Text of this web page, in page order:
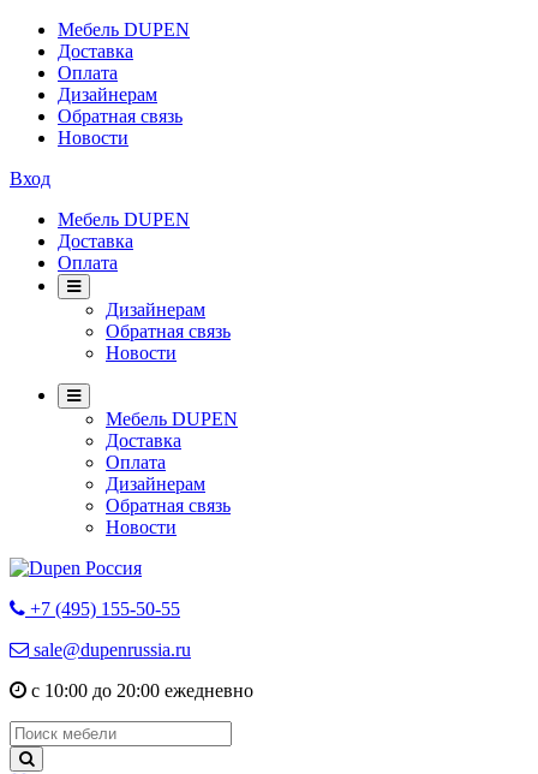
Мебель DUPEN
Доставка
Оплата
Дизайнерам
Обратная связь
Новости
Вход
Мебель DUPEN
Доставка
Оплата
Дизайнерам
Обратная связь
Новости
Мебель DUPEN
Доставка
Оплата
Дизайнерам
Обратная связь
Новости
+7 (495) 155-50-55
sale@dupenrussia.ru
с 10:00 до 20:00 ежедневно